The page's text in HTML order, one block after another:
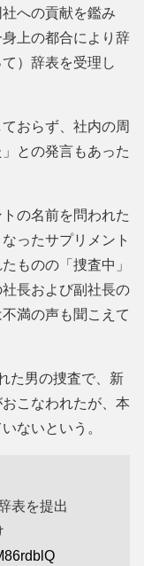
への貢献を鑑み
上の都合により辞
）辞表を受理し
おらず、社内の周
との発言もあった
の名前を問われた
ったサプリメント
ものの「捜査中」
長および副社長の
満の声も聞こえて
た男の捜査で、新
こなわれたが、本
ないという。
表を提出